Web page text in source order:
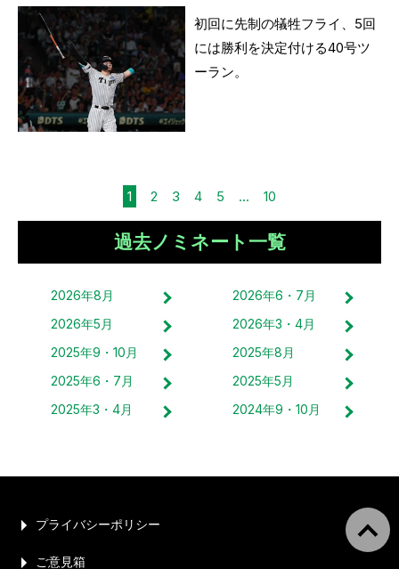
初回に先制の犠牲フライ、5回
には勝利を決定付ける40号ツ
ーラン。
1 2 3 4 5 ... 10
過去ノミネート一覧
2026年8 月 2026年6・7 月
2026年5 月 2026年3・4月
2025年9・10 月 2025年8 月
2025年6・7 月 2025年5 月
2025年3・4月 2024年9・10 月
プライバシーポリシー
ご意見箱